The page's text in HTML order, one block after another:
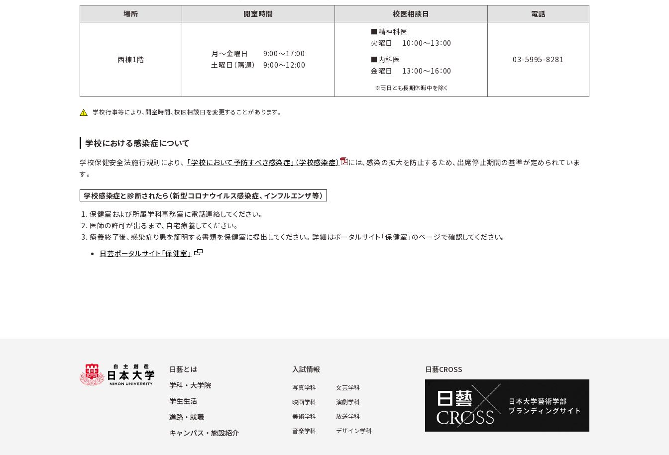
場所
開室時間 校医相談日 電話
西棟1階
月～金曜日 9:00～17:00
土曜日（隔週） 9:00～12:00
■精神科医
火曜日 10：00～13：00
■内科医
金曜日 13：00～16：00
※両日とも長期休暇中を除く
03-5995-8281
学校行事等により、開室時間、校医相談日を変更することがあります。
学校における感染症について
学校保健安全法施行規則により、 「学校において予防すべき感染症」（学校感染症）
には、感染の拡大を防止するため、出席停止期間の基準が定められていま
す。
学校感染症と診断されたら（新型コロナウイルス感染症、インフルエンザ等）
保健室および所属学科事務室に電話連絡してください。
医師の許可が出るまで、自宅療養してください。
療養終了後、感染症り患を証明する書類を保健室に提出してください。詳細はポータルサイト「保健室」のページで確認してください。
日芸ポータルサイト「保健室」
⽇藝とは
学科・⼤学院
学⽣⽣活
進路・就職
キャンパス・施設紹介
⼊試情報
写真学科
映画学科
美術学科
⾳楽学科
⽂芸学科
演劇学科
放送学科
デザイン学科
日藝CROSS